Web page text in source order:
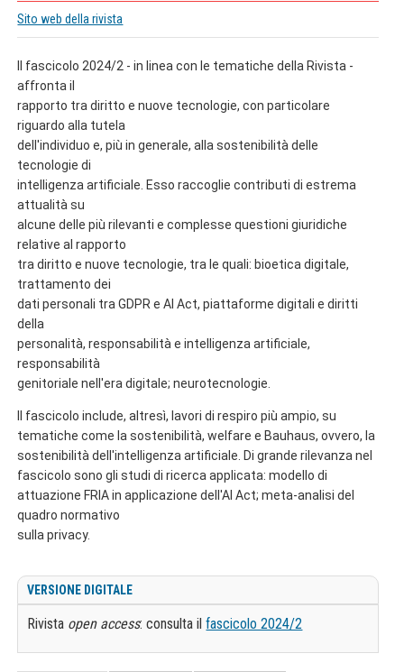
Sito web della rivista
Il fascicolo 2024/2 - in linea con le tematiche della Rivista -
affronta il
rapporto tra diritto e nuove tecnologie, con particolare
riguardo alla tutela
dell'individuo e, più in generale, alla sostenibilità delle
tecnologie di
intelligenza artificiale. Esso raccoglie contributi di estrema
attualità su
alcune delle più rilevanti e complesse questioni giuridiche
relative al rapporto
tra diritto e nuove tecnologie, tra le quali: bioetica digitale,
trattamento dei
dati personali tra GDPR e AI Act, piattaforme digitali e diritti
della
personalità, responsabilità e intelligenza artificiale,
responsabilità
genitoriale nell'era digitale; neurotecnologie.
Il fascicolo include, altresì, lavori di respiro più ampio, su
tematiche come la sostenibilità, welfare e Bauhaus, ovvero, la
sostenibilità dell'intelligenza artificiale. Di grande rilevanza nel
fascicolo sono gli studi di ricerca applicata: modello di
attuazione FRIA in applicazione dell'AI Act; meta-analisi del
quadro normativo
sulla privacy.
VERSIONE DIGITALE
Rivista open access: consulta ilfascicolo 2024/2